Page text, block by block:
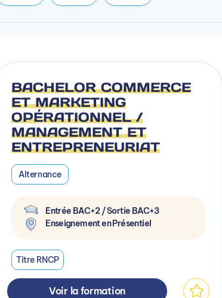
BACHELOR COMMERCE
ET MARKETING
OPÉRATIONNEL /
MANAGEMENT ET
ENTREPRENEURIAT
Alternance
Entrée BAC+2 / Sortie BAC+3
Enseignement en Présentiel
Titre RNCP
Voir la formation